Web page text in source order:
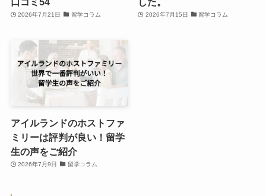
2026年7月21日 留学コラム 2026年7月15日 留学コラム
アイルランドのホストファ
ミリーは評判が良い！留学
生の声をご紹介
2026年7月9日 留学コラム